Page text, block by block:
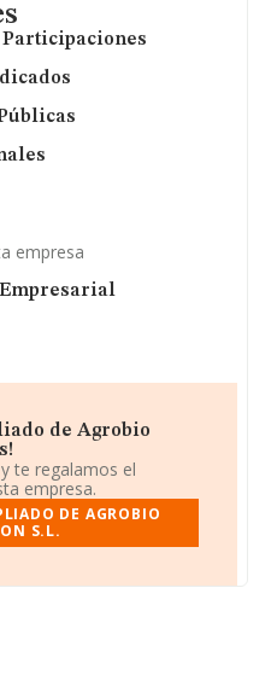
empresa
de Agrobio
te regalamos el
empresa.
DE AGROBIO
S.L.